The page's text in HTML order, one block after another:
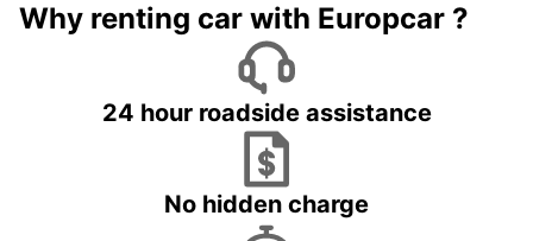
Why renting car with Europcar ?
24 hour roadside assistance
No hidden charge